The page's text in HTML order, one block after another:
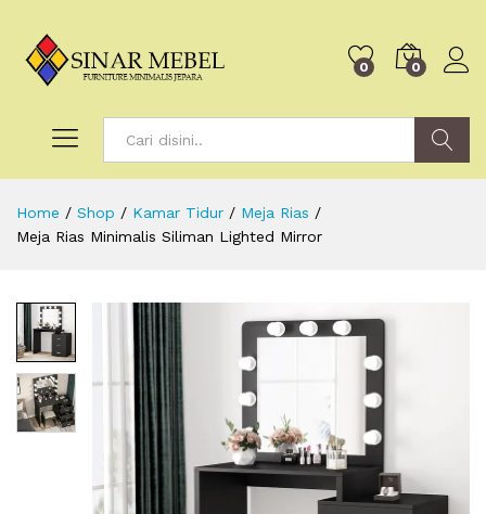
0 0
Search
Home / Shop / Kamar Tidur / Meja Rias /
Meja Rias Minimalis Siliman Lighted Mirror